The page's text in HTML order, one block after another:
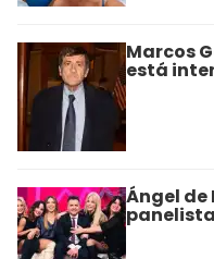
Marcos
está
Ángel de